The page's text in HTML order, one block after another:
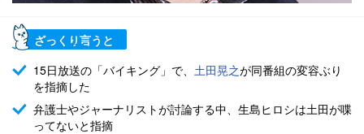
ざっくり言うと
15日放送の「バイキング」で、 土田晃之が同番組の変容ぶり
を指摘した
弁護士やジャーナリストが討論する中、生島ヒロシは土田が喋
ってないと指摘